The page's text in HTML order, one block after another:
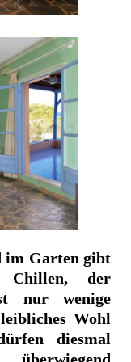
im Garten gibt
Chillen, der
nur wenige
Wohl
diesmal